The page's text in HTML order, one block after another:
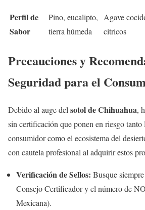
Perfil de
Sabor
Pino, eucalipto,
tierra húmeda
Agave
cítricos
Precauciones y
Seguridad para el
Debido al auge del sotol de Chihuahua,
sin certificación que ponen en riesgo tanto
consumidor como el ecosistema del
con cautela profesional al adquirir estos
Verificación de Sellos: Busque
Consejo Certificador y el número de
Mexicana).